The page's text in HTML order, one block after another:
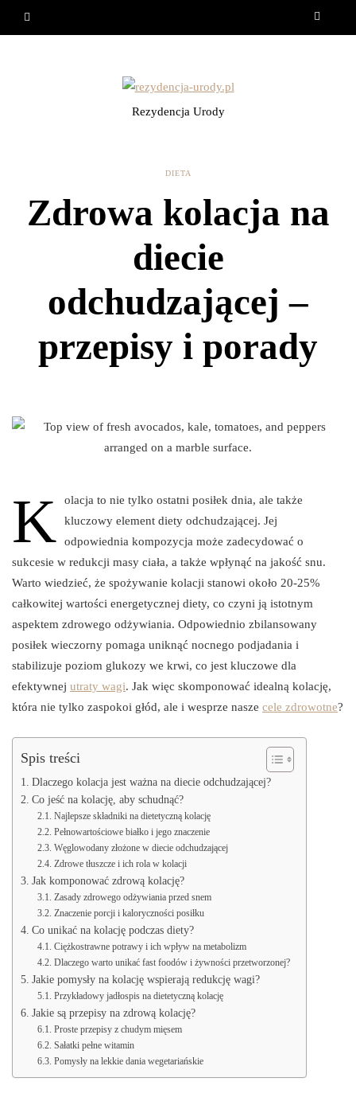
Rezydencja Urody
DIETA
Zdrowa kolacja na
diecie
odchudzającej –
przepisy i porady
K
olacja to nie tylko ostatni posiłek dnia, ale także
kluczowy element diety odchudzającej. Jej
odpowiednia kompozycja może zadecydować o
sukcesie w redukcji masy ciała, a także wpłynąć na jakość snu.
Warto wiedzieć, że spożywanie kolacji stanowi około 20-25%
całkowitej wartości energetycznej diety, co czyni ją istotnym
aspektem zdrowego odżywiania. Odpowiednio zbilansowany
posiłek wieczorny pomaga uniknąć nocnego podjadania i
stabilizuje poziom glukozy we krwi, co jest kluczowe dla
efektywnej utraty wagi. Jak więc skomponować idealną kolację,
która nie tylko zaspokoi głód, ale i wesprze nasze cele zdrowotne?
Spis treści
Dlaczego kolacja jest ważna na diecie odchudzającej?
Co jeść na kolację, aby schudnąć?
Najlepsze składniki na dietetyczną kolację
Pełnowartościowe białko i jego znaczenie
Węglowodany złożone w diecie odchudzającej
Zdrowe tłuszcze i ich rola w kolacji
Jak komponować zdrową kolację?
Zasady zdrowego odżywiania przed snem
Znaczenie porcji i kaloryczności posiłku
Co unikać na kolację podczas diety?
Ciężkostrawne potrawy i ich wpływ na metabolizm
Dlaczego warto unikać fast foodów i żywności przetworzonej?
Jakie pomysły na kolację wspierają redukcję wagi?
Przykładowy jadłospis na dietetyczną kolację
Jakie są przepisy na zdrową kolację?
Proste przepisy z chudym mięsem
Sałatki pełne witamin
Pomysły na lekkie dania wegetariańskie